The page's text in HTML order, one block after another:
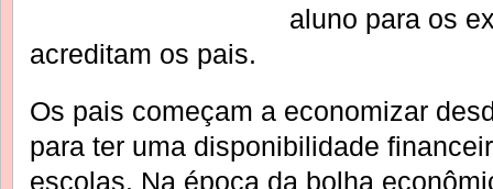
aluno para os
acreditam os pais.
Os pais começam a economizar
para ter uma disponibilidade
escolas. Na época da bolha